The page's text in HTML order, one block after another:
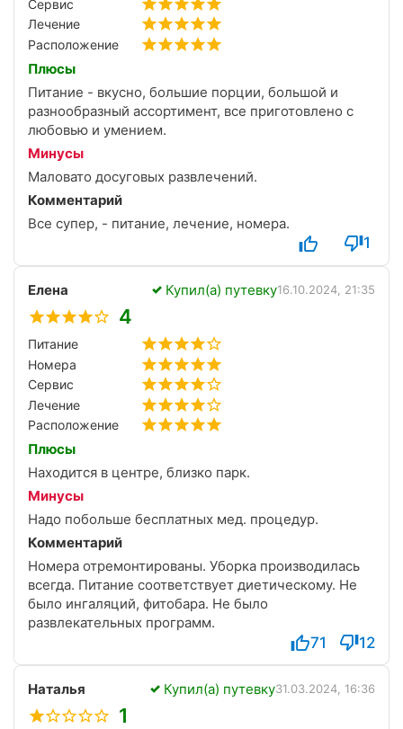
Сервис
Лечение
Расположение
Плюсы
Питание - вкусно, большие порции, большой и
разнообразный ассортимент, все приготовлено с
любовью и умением.
Минусы
Маловато досуговых развлечений.
Комментарий
Все супер, - питание, лечение, номера.
1
Елена Купил(а) путевку16.10.2024, 21:35
4
Питание
Номера
Сервис
Лечение
Расположение
Плюсы
Находится в центре, близко парк.
Минусы
Надо побольше бесплатных мед. процедур.
Комментарий
Номера отремонтированы. Уборка производилась
всегда. Питание соответствует диетическому. Не
было ингаляций, фитобара. Не было
развлекательных программ.
71 12
Наталья Купил(а) путевку31.03.2024, 16:36
1